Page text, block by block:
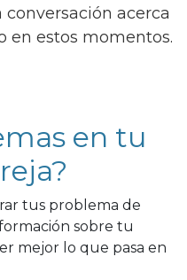
acerca
en estos momentos.
en tu
tus problema de
sobre tu
mejor lo que pasa en